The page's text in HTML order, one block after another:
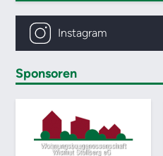
Instagram
Sponsoren